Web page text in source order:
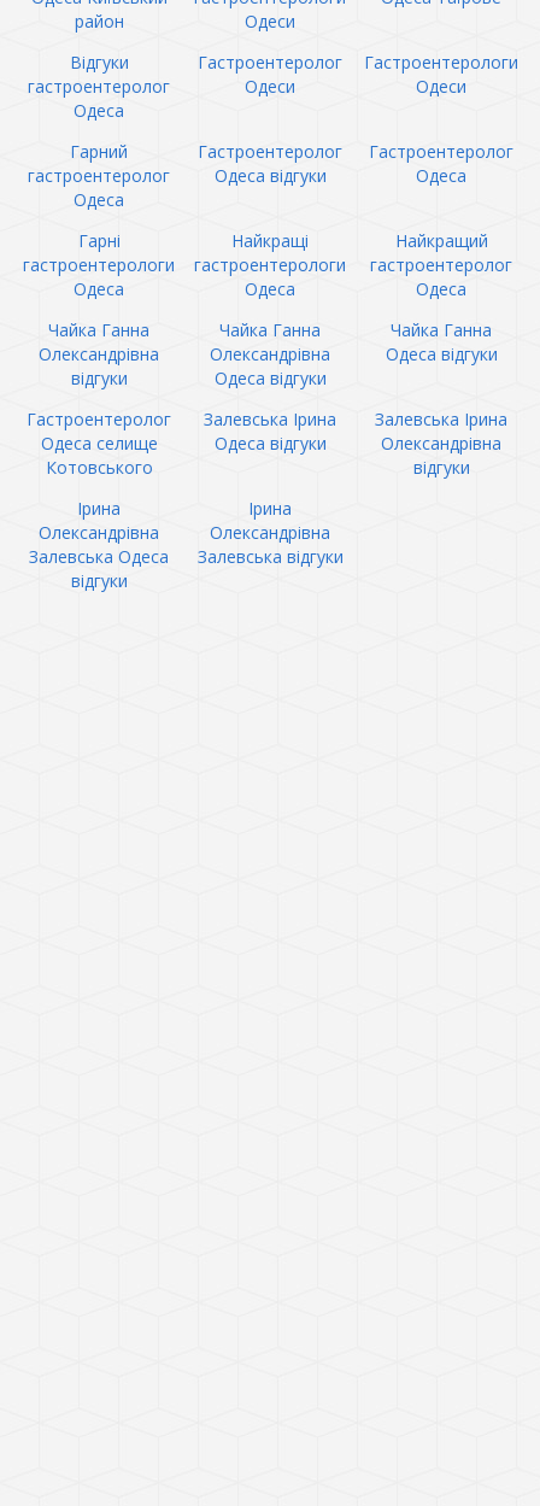
район
Одеси
Відгуки
гастроентеролог
Одеса
Гастроентеролог
Одеси
Гастроентерологи
Одеси
Гарний
гастроентеролог
Одеса
Гастроентеролог
Одеса відгуки
Гастроентеролог
Одеса
Гарні
гастроентерологи
Одеса
Найкращі
гастроентерологи
Одеса
Найкращий
гастроентеролог
Одеса
Чайка Ганна
Олександрівна
відгуки
Чайка Ганна
Олександрівна
Одеса відгуки
Чайка Ганна
Одеса відгуки
Гастроентеролог
Одеса селище
Котовського
Залевська Ірина
Одеса відгуки
Залевська Ірина
Олександрівна
відгуки
Ірина
Олександрівна
Залевська Одеса
відгуки
Ірина
Олександрівна
Залевська відгуки